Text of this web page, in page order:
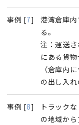
事例 [7]
港湾倉庫
る。
注：運送
にある貨
（倉庫内
の出し入れ
事例 [8]
トラック
の地域から